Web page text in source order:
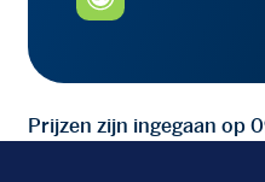
Prijzen zijn ingegaan op